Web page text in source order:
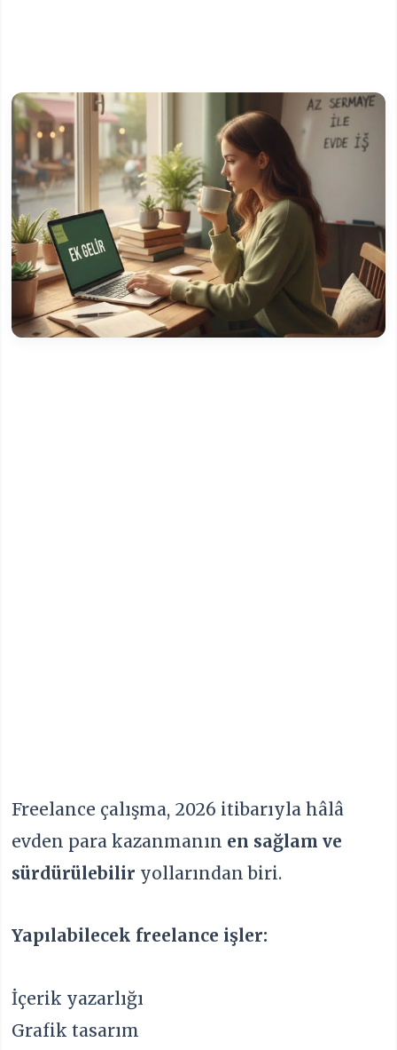
Freelance çalışma, 2026 itibarıyla hâlâ
evden para kazanmanın en sağlam ve
sürdürülebilir yollarından biri.
Yapılabilecek freelance işler:
İçerik yazarlığı
Grafik tasarım